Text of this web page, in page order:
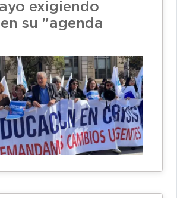
exigiendo
su "agenda